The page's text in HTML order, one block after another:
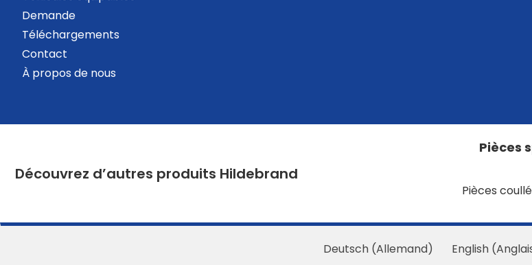
Demande
Téléchargements
Contact
À propos de nous
Découvrez d’autres produits Hildebrand
Pièces
Pièces
Deutsch (Allemand) English(